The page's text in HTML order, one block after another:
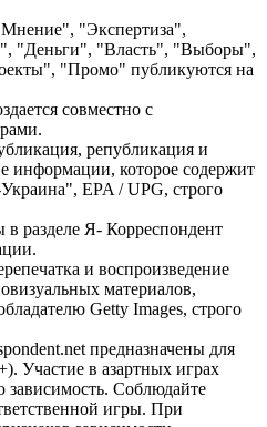
"Экспертиза",
"Деньги", "Власть", "Выборы",
"Промо" публикуются на
совместно с
републикация и
информации, которое содержит
EPA / UPG, строго
в разделе Я- Корреспондент
и воспроизведение
материалов,
Getty Images, строго
предназначены для
Участие в азартных играх
зависимость. Соблюдайте
игры. При